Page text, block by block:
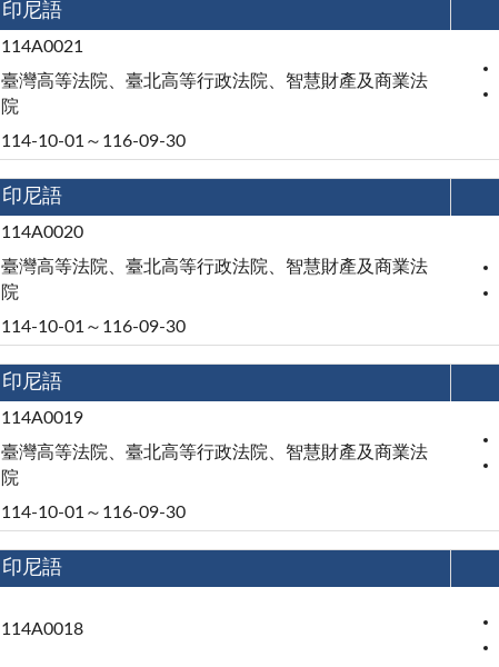
印尼語
114A0021
臺灣高等法院、臺北高等行政法院、智慧財產及商業法
院
114-10-01～116-09-30
印尼語
114A0020
臺灣高等法院、臺北高等行政法院、智慧財產及商業法
院
114-10-01～116-09-30
印尼語
114A0019
臺灣高等法院、臺北高等行政法院、智慧財產及商業法
院
114-10-01～116-09-30
印尼語
114A0018